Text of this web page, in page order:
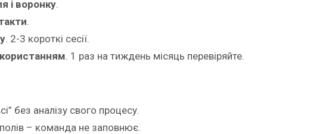
і воронку.
.
. 2-3 короткі сесії.
. 1 раз на тиждень місяць перевіряйте.
без аналізу свого процесу.
– команда не заповнює.